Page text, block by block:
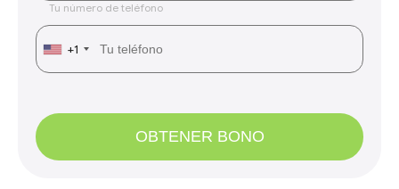
Tu número de teléfono
+1
OBTENER BONO